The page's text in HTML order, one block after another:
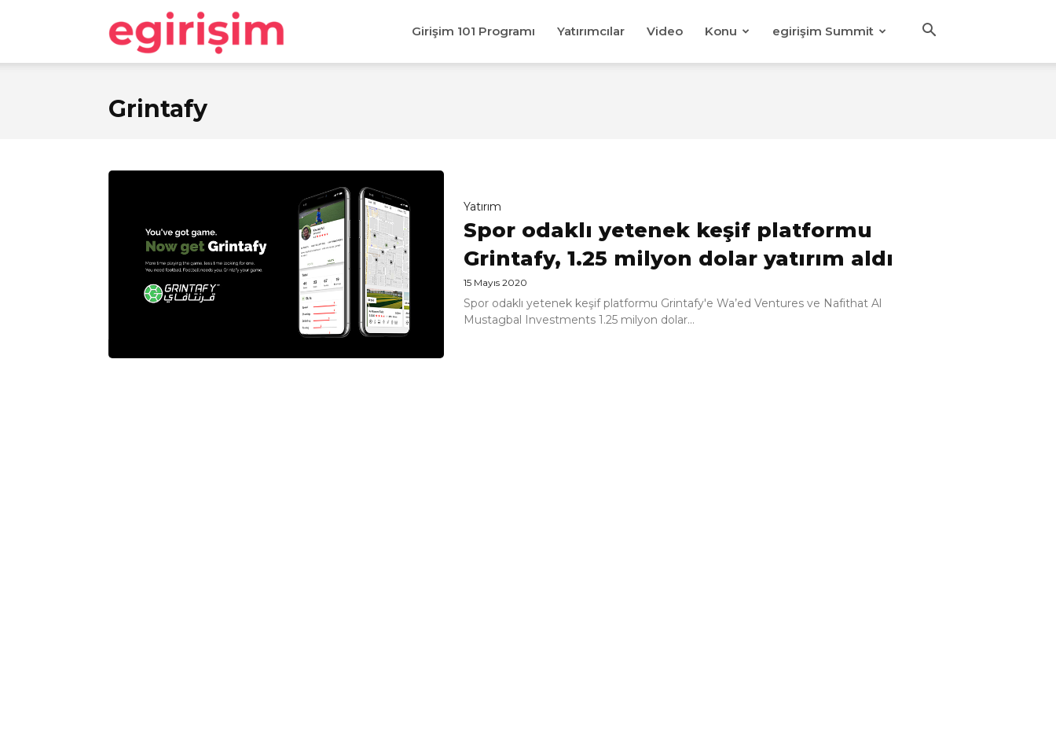
egirişim Girişim 101 Programı Yatırımcılar Video Konu egirişim Summit
Grintafy
Yatırım
Spor odaklı yetenek keşif platformu
Grintafy, 1.25 milyon dolar yatırım aldı
15 Mayıs 2020
Spor odaklı yetenek keşif platformu Grintafy'e Wa’ed Ventures ve Nafithat Al
Mustagbal Investments 1.25 milyon dolar...